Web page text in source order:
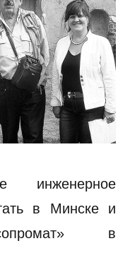
инженерное
в Минске и
в